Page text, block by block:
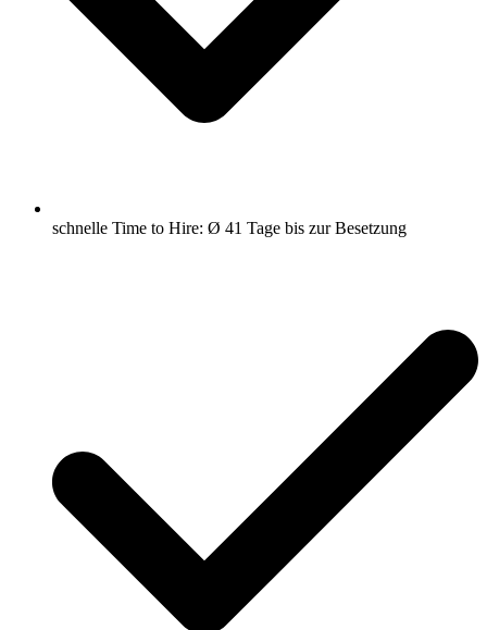
schnelle Time to Hire: Ø 41 Tage bis zur Besetzung